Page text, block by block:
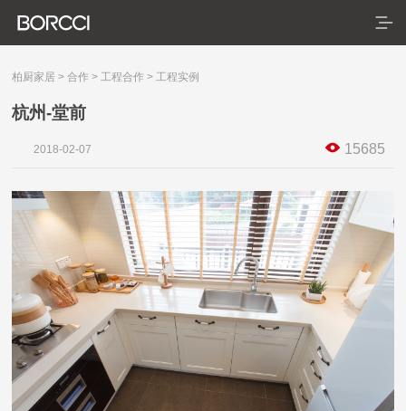
典藏系列
臻享系列
悦居系列
配套产品
家装美图
服务
门店查询
防伪查询
服务体系
关于
关于我们
发展历程
荣誉资质
生产基地
社会责任
新闻资讯
联系
柏厨家居 >合作 >工程合作 >工程实例
杭州-堂前
2018-02-07 15685